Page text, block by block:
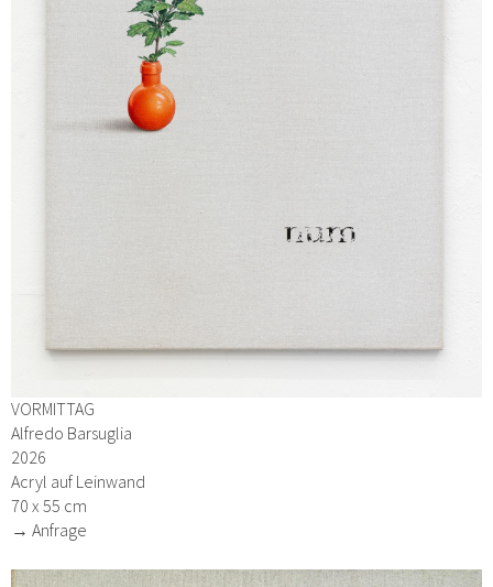
VORMITTAG
Alfredo Barsuglia
2026
Acryl auf Leinwand
70 x 55 cm
→ Anfrage